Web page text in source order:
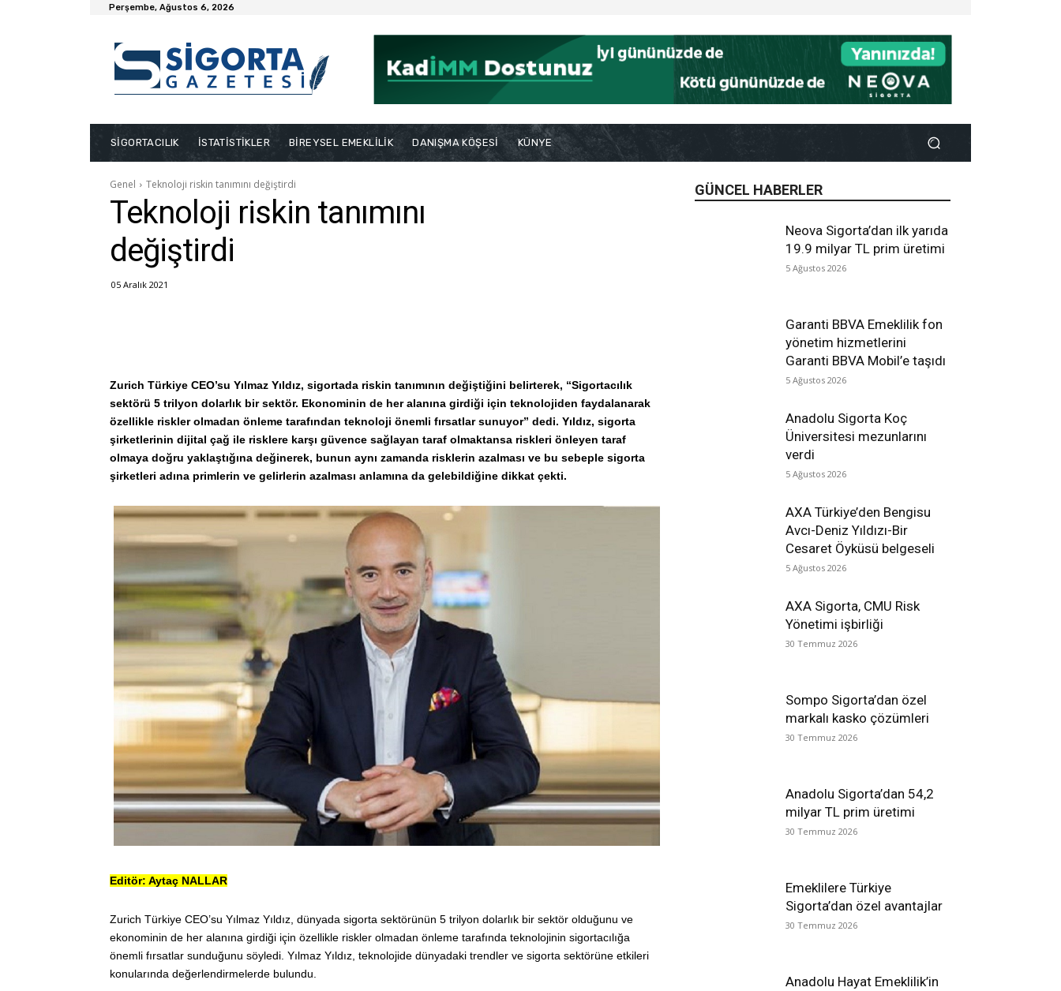
Perşembe, Ağustos 6, 2026
SİGORTACILIK İSTATİSTİKLER BİREYSEL EMEKLİLİK DANIŞMA KÖŞESİ KÜNYE
GÜNCEL HABERLER
Neova Sigorta’dan ilk yarıda
19.9 milyar TL prim üretimi
5 Ağustos 2026
Garanti BBVA Emeklilik fon
yönetim hizmetlerini
Garanti BBVA Mobil’e taşıdı
5 Ağustos 2026
Anadolu Sigorta Koç
Üniversitesi mezunlarını
verdi
5 Ağustos 2026
AXA Türkiye’den Bengisu
Avcı-Deniz Yıldızı-Bir
Cesaret Öyküsü belgeseli
5 Ağustos 2026
AXA Sigorta, CMU Risk
Yönetimi işbirliği
30 Temmuz 2026
Sompo Sigorta’dan özel
markalı kasko çözümleri
30 Temmuz 2026
Anadolu Sigorta’dan 54,2
milyar TL prim üretimi
30 Temmuz 2026
Emeklilere Türkiye
Sigorta’dan özel avantajlar
30 Temmuz 2026
Anadolu Hayat Emeklilik’in
Genel Teknoloji riskin tanımını değiştirdi
Teknoloji riskin tanımını
değiştirdi
05 Aralık 2021
Zurich Türkiye CEO’su Yılmaz Yıldız, sigortada riskin tanımının değiştiğini belirterek, “Sigortacılık
sektörü 5 trilyon dolarlık bir sektör. Ekonominin de her alanına girdiği için teknolojiden faydalanarak
özellikle riskler olmadan önleme tarafından teknoloji önemli fırsatlar sunuyor” dedi. Yıldız, sigorta
şirketlerinin dijital çağ ile risklere karşı güvence sağlayan taraf olmaktansa riskleri önleyen taraf
olmaya doğru yaklaştığına değinerek, bunun aynı zamanda risklerin azalması ve bu sebeple sigorta
şirketleri adına primlerin ve gelirlerin azalması anlamına da gelebildiğine dikkat çekti.
Editör: Aytaç NALLAR
Zurich Türkiye CEO’su Yılmaz Yıldız, dünyada sigorta sektörünün 5 trilyon dolarlık bir sektör olduğunu ve
ekonominin de her alanına girdiği için özellikle riskler olmadan önleme tarafında teknolojinin sigortacılığa
önemli fırsatlar sunduğunu söyledi. Yılmaz Yıldız, teknolojide dünyadaki trendler ve sigorta sektörüne etkileri
konularında değerlendirmelerde bulundu.